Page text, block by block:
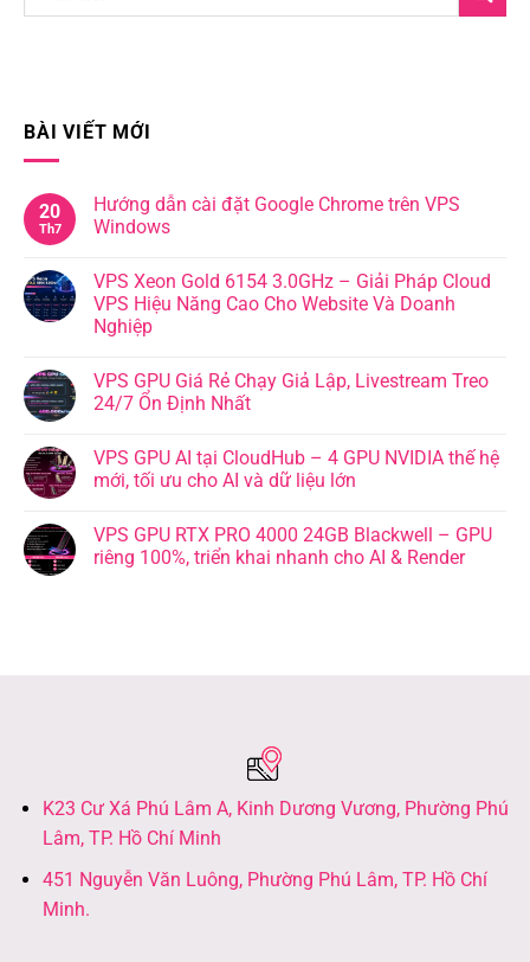
BÀI VIẾT MỚI
20
Th7
Hướng dẫn cài đặt Google Chrome trên VPS
Windows
VPS Xeon Gold 6154 3.0GHz – Giải Pháp Cloud
VPS Hiệu Năng Cao Cho Website Và Doanh
Nghiệp
VPS GPU Giá Rẻ Chạy Giả Lập, Livestream Treo
24/7 Ổn Định Nhất
VPS GPU AI tại CloudHub – 4 GPU NVIDIA thế hệ
mới, tối ưu cho AI và dữ liệu lớn
VPS GPU RTX PRO 4000 24GB Blackwell – GPU
riêng 100%, triển khai nhanh cho AI & Render
K23 Cư Xá Phú Lâm A, Kinh Dương Vương, Phường Phú
Lâm, TP. Hồ Chí Minh
451 Nguyễn Văn Luông, Phường Phú Lâm, TP. Hồ Chí
Minh.